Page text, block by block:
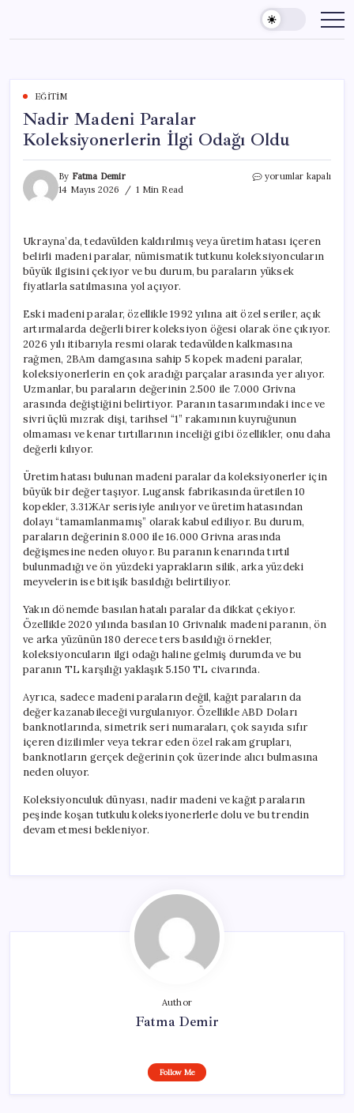
content
EĞITIM
Nadir Madeni Paralar
Koleksiyonerlerin İlgi Odağı Oldu
By Fatma Demir
14 Mayıs 2026
1 Min Read
Nadir
Odağı
Oldu
için
yorumlar kapalı
Ukrayna’da, tedavülden kaldırılmış veya üretim hatası içeren
belirli madeni paralar, nümismatik tutkunu koleksiyoncuların
büyük ilgisini çekiyor ve bu durum, bu paraların yüksek
fiyatlarla satılmasına yol açıyor.
Eski madeni paralar, özellikle 1992 yılına ait özel seriler, açık
artırmalarda değerli birer koleksiyon öğesi olarak öne çıkıyor.
2026 yılı itibarıyla resmi olarak tedavülden kalkmasına
rağmen, 2BAm damgasına sahip 5 kopek madeni paralar,
koleksiyonerlerin en çok aradığı parçalar arasında yer alıyor.
Uzmanlar, bu paraların değerinin 2.500 ile 7.000 Grivna
arasında değiştiğini belirtiyor. Paranın tasarımındaki ince ve
sivri üçlü mızrak dişi, tarihsel “1” rakamının kuyruğunun
olmaması ve kenar tırtıllarının inceliği gibi özellikler, onu daha
değerli kılıyor.
Üretim hatası bulunan madeni paralar da koleksiyonerler için
büyük bir değer taşıyor. Lugansk fabrikasında üretilen 10
kopekler, 3.31ЖАг serisiyle anılıyor ve üretim hatasından
dolayı “tamamlanmamış” olarak kabul ediliyor. Bu durum,
paraların değerinin 8.000 ile 16.000 Grivna arasında
değişmesine neden oluyor. Bu paranın kenarında tırtıl
bulunmadığı ve ön yüzdeki yaprakların silik, arka yüzdeki
meyvelerin ise bitişik basıldığı belirtiliyor.
Yakın dönemde basılan hatalı paralar da dikkat çekiyor.
Özellikle 2020 yılında basılan 10 Grivnalık madeni paranın, ön
ve arka yüzünün 180 derece ters basıldığı örnekler,
koleksiyoncuların ilgi odağı haline gelmiş durumda ve bu
paranın TL karşılığı yaklaşık 5.150 TL civarında.
Ayrıca, sadece madeni paraların değil, kağıt paraların da
değer kazanabileceği vurgulanıyor. Özellikle ABD Doları
banknotlarında, simetrik seri numaraları, çok sayıda sıfır
içeren dizilimler veya tekrar eden özel rakam grupları,
banknotların gerçek değerinin çok üzerinde alıcı bulmasına
neden oluyor.
Koleksiyonculuk dünyası, nadir madeni ve kağıt paraların
peşinde koşan tutkulu koleksiyonerlerle dolu ve bu trendin
devam etmesi bekleniyor.
Author
Fatma Demir
Follow Me